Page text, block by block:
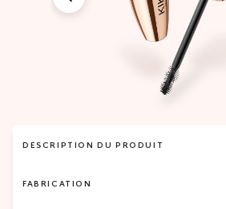
DESCRIPTION DU PRODUIT
FABRICATION